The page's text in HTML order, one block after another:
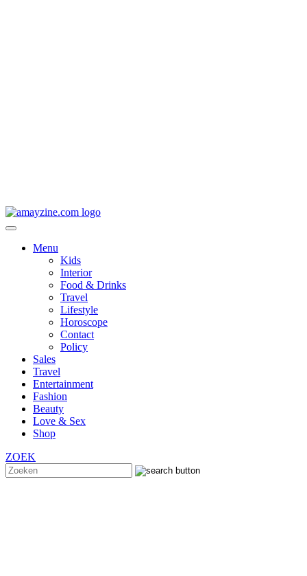
Menu
Kids
Interior
Food & Drinks
Travel
Lifestyle
Horoscope
Contact
Policy
Sales
Travel
Entertainment
Fashion
Beauty
Love & Sex
Shop
ZOEK